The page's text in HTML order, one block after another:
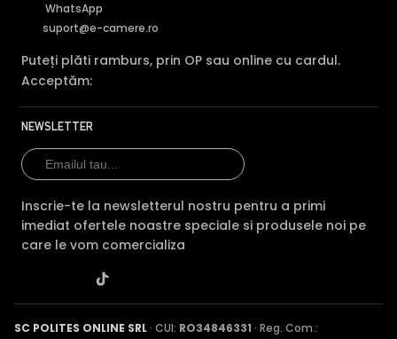
WhatsApp
suport@e-camere.ro
Puteți plăti ramburs, prin OP sau online cu cardul.
Acceptăm:
NEWSLETTER
Inscrie-te la newsletterul nostru pentru a primi
imediat ofertele noastre speciale si produsele noi pe
care le vom comercializa
SC POLITES ONLINE SRL· CUI: RO34846331 · Reg. Com.: